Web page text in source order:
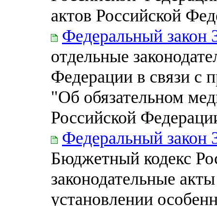
актов Российской
Федеральный закон
отдельные
Федерации в связи с
"Об обязательном
Российской
Федеральный закон
Бюджетный кодекс
законодательные
установлении